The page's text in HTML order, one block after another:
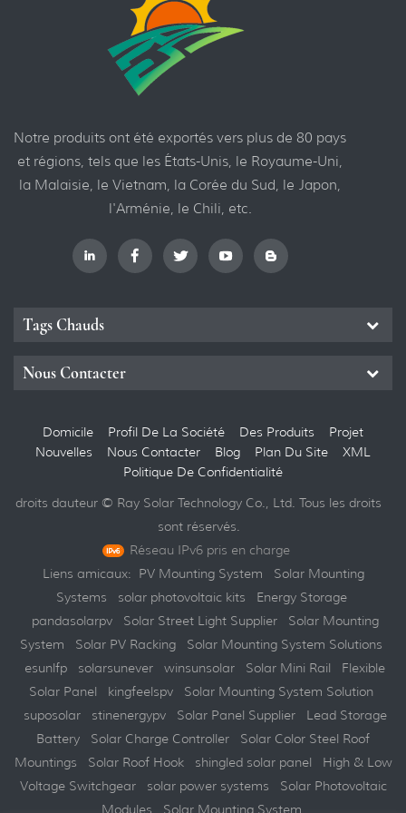
synchrone de plusieurs
Notre produits ont été exportés vers plus de 80 pays
et régions, tels que les États-Unis, le Royaume-Uni,
la Malaisie, le Vietnam, la Corée du Sud, le Japon,
l'Arménie, le Chili, etc.
Tags Chauds
Nous Contacter
Domicile Profil De La Société Des Produits
Projet
Nouvelles
Nous Contacter Blog Plan Du Site
XML
Politique De Confidentialité
droits dauteur © Ray Solar Technology Co., Ltd. Tous les droits
sont réservés.
Réseau IPv6 pris en charge
Liens amicaux: PV Mounting System
Solar Mounting
Systems
solar photovoltaic kits
Energy Storage
pandasolarpv
Solar Street Light Supplier
Solar Mounting
System
Solar PV Racking
Solar Mounting System Solutions
esunlfp
solarsunever winsunsolar Solar Mini Rail
Flexible
Solar Panel
kingfeelspv
Solar Mounting System Solution
suposolar
stinenergypv Solar Panel Supplier
Lead Storage
Battery
Solar Charge Controller
Solar Color Steel Roof
Mountings
Solar Roof Hook shingled solar panel
High & Low
Voltage Switchgear
solar power systems
Solar Photovoltaic
Modules
Solar Mounting System